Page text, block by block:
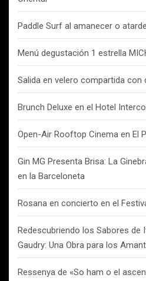
Paddle Surf al amanecer o
Menú degustación 1 estrella
Salida en velero compartida con
Brunch Deluxe en el Hotel
Open-Air Rooftop Cinema en El
Gin MG Presenta Brisa: La
en la Barceloneta
Rosana en concierto en el
Redescubriendo los Sabores de
Gaudry: Una Obra para los
Ressenya de «So ham o el